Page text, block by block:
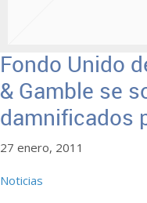
Fondo Unido
& Gamble se
damnificados
27 enero, 2011
Noticias